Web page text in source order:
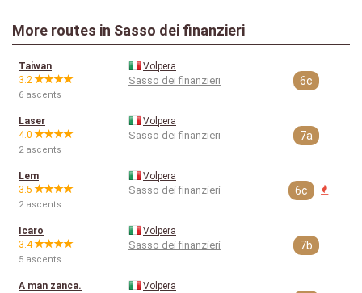
More routes in Sasso dei finanzieri
Taiwan
3.2
6 ascents
Volpera
Sasso dei finanzieri 6c
Laser
4.0
2 ascents
Volpera
Sasso dei finanzieri 7a
Lem
3.5
2 ascents
Volpera
Sasso dei finanzieri 6c
Icaro
3.4
5 ascents
Volpera
Sasso dei finanzieri 7b
A man zanca.
Volpera